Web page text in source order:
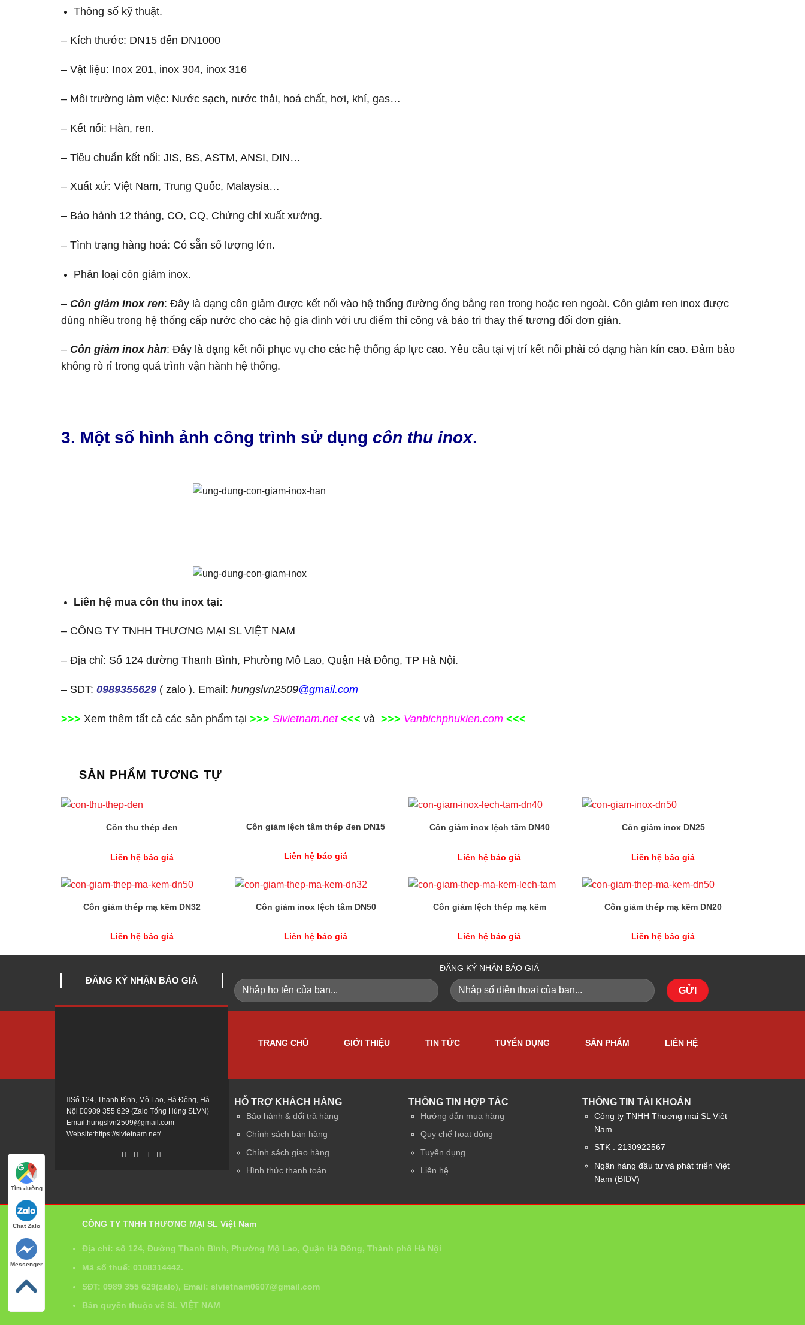
Thông số kỹ thuật.
– Kích thước: DN15 đến DN1000
– Vật liệu: Inox 201, inox 304, inox 316
– Môi trường làm việc: Nước sạch, nước thải, hoá chất, hơi, khí, gas…
– Kết nối: Hàn, ren.
– Tiêu chuẩn kết nối: JIS, BS, ASTM, ANSI, DIN…
– Xuất xứ: Việt Nam, Trung Quốc, Malaysia…
– Bảo hành 12 tháng, CO, CQ, Chứng chỉ xuất xưởng.
– Tình trạng hàng hoá: Có sẵn số lượng lớn.
Phân loại côn giảm inox.
– Côn giảm inox ren: Đây là dạng côn giảm được kết nối vào hệ thống đường ống bằng ren trong hoặc ren ngoài. Côn giảm ren inox được
dùng nhiều trong hệ thống cấp nước cho các hộ gia đình với ưu điểm thi công và bảo trì thay thế tương đối đơn giản.
– Côn giảm inox hàn: Đây là dạng kết nối phục vụ cho các hệ thống áp lực cao. Yêu cầu tại vị trí kết nối phải có dạng hàn kín cao. Đảm bảo
không rò rỉ trong quá trình vận hành hệ thống.
3. Một số hình ảnh công trình sử dụng côn thu inox.
Liên hệ mua côn thu inox tại:
– CÔNG TY TNHH THƯƠNG MẠI SL VIỆT NAM
– Địa chỉ: Số 124 đường Thanh Bình, Phường Mô Lao, Quận Hà Đông, TP Hà Nội.
– SDT: 0989355629 ( zalo ). Email: hungslvn2509@gmail.com
>>> Xem thêm tất cả các sản phẩm tại >>> Slvietnam.net <<< và >>> Vanbichphukien.com <<<
SẢN PHẨM TƯƠNG TỰ
Côn thu thép đen
Liên hệ báo giá
Côn giảm lệch tâm thép đen DN15
Liên hệ báo giá
Côn giảm inox lệch tâm DN40
Liên hệ báo giá
Côn giảm inox DN25
Liên hệ báo giá
Côn giảm thép mạ kẽm DN32
Liên hệ báo giá
Côn giảm inox lệch tâm DN50
Liên hệ báo giá
Côn giảm lệch thép mạ kẽm
Liên hệ báo giá
Côn giảm thép mạ kẽm DN20
Liên hệ báo giá
ĐĂNG KÝ NHẬN BÁO GIÁ
ĐĂNG KÝ NHẬN BÁO GIÁ
TRANG CHỦ GIỚI THIỆU TIN TỨC TUYỂN DỤNG SẢN PHẨM LIÊN HỆ
Số 124, Thanh Bình, Mộ Lao, Hà Đông, Hà
Nội
0989 355 629 (Zalo Tống Hùng SLVN)
Email:hungslvn2509@gmail.com
Website:https://slvietnam.net/
HỖ TRỢ KHÁCH HÀNG
Bảo hành & đổi trả hàng
Chính sách bán hàng
Chính sách giao hàng
Hình thức thanh toán
THÔNG TIN HỢP TÁC
Hướng dẫn mua hàng
Quy chế hoạt động
Tuyển dụng
Liên hệ
THÔNG TIN TÀI KHOẢN
Công ty TNHH Thương mại SL Việt
Nam
STK : 2130922567
Ngân hàng đầu tư và phát triển Việt
Nam (BIDV)
CÔNG TY TNHH THƯƠNG MẠI SL Việt Nam
Địa chỉ: số 124, Đường Thanh Bình, Phường Mộ Lao, Quận Hà Đông, Thành phố Hà Nội
Mã số thuế: 0108314442.
SĐT: 0989 355 629(zalo), Email: slvietnam0607@gmail.com
Bản quyền thuộc về SL VIỆT NAM
Tìm đường
Chat Zalo
Messenger